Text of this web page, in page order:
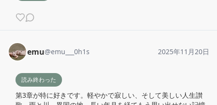
emu@emu___0h1s 2025年11月20日
読み終わった
第3章が特に好きです。軽やかで寂しい、そして美しい人生讃